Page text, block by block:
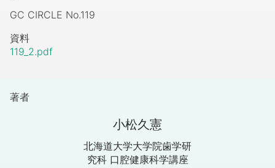
GC CIRCLE No.119
資料
119_2.pdf
著者
小松久憲
北海道大学大学院歯学研
究科 口腔健康科学講座